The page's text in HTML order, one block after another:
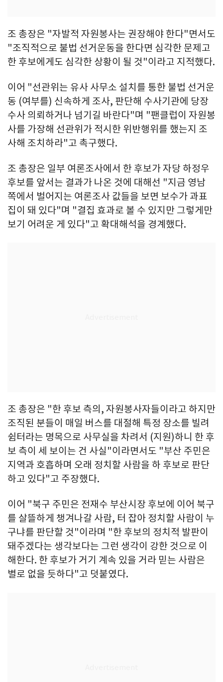
조 총장은 "자발적 자원봉사는 권장해야 한다"면서도
"조직적으로 불법 선거운동을 한다면 심각한 문제고
한 후보에게도 심각한 상황이 될 것"이라고 지적했다.
이어 "선관위는 유사 사무소 설치를 통한 불법 선거운
동 (여부를) 신속하게 조사, 판단해 수사기관에 당장
수사 의뢰하거나 넘기길 바란다"며 "팬클럽이 자원봉
사를 가장해 선관위가 적시한 위반행위를 했는지 조
사해 조치하라"고 촉구했다.
조 총장은 일부 여론조사에서 한 후보가 자당 하정우
후보를 앞서는 결과가 나온 것에 대해선 "지금 영남
쪽에서 벌어지는 여론조사 값들을 보면 보수가 과표
집이 돼 있다"며 "결집 효과로 볼 수 있지만 그렇게만
보기 어려운 게 있다"고 확대해석을 경계했다.
조 총장은 "한 후보 측의, 자원봉사자들이라고 하지만
조직된 분들이 매일 버스를 대절해 특정 장소를 빌려
쉼터라는 명목으로 사무실을 차려서 (지원)하니 한 후
보 측이 세 보이는 건 사실"이라면서도 "부산 주민은
지역과 호흡하며 오래 정치할 사람을 하 후보로 판단
하고 있다"고 주장했다.
이어 "북구 주민은 전재수 부산시장 후보에 이어 북구
를 살뜰하게 챙겨나갈 사람, 터 잡아 정치할 사람이 누
구냐를 판단할 것"이라며 "한 후보의 정치적 발판이
돼주겠다는 생각보다는 그런 생각이 강한 것으로 이
해한다. 한 후보가 거기 계속 있을 거라 믿는 사람은
별로 없을 듯하다"고 덧붙였다.